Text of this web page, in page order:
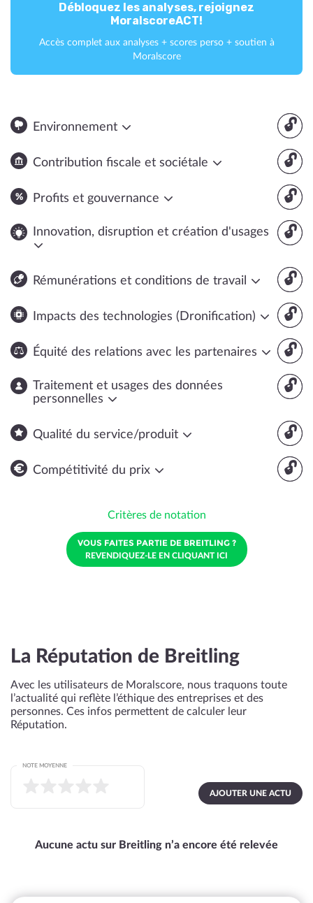
Débloquez les analyses, rejoignez
MoralscoreACT!
Accès complet aux analyses + scores perso + soutien à
Moralscore
🔓
Environnement
🔓
Contribution fiscale et sociétale
🔓
Profits et gouvernance
🔓
Innovation, disruption et création d'usages
🔓
Rémunérations et conditions de travail
🔓
Impacts des technologies (Dronification)
🔓
Équité des relations avec les partenaires
🔓
Traitement et usages des données
personnelles
🔓
Qualité du service/produit
🔓
Compétitivité du prix
Critères de notation
VOUS FAITES PARTIE DE BREITLING ?
REVENDIQUEZ-LE EN CLIQUANT ICI
La Réputation de Breitling
Avec les utilisateurs de Moralscore, nous traquons toute
l’actualité qui reflète l’éthique des entreprises et des
personnes. Ces infos permettent de calculer leur
Réputation.
AJOUTER UNE ACTU
NOTE MOYENNE
Aucune actu sur Breitling n’a encore été relevée